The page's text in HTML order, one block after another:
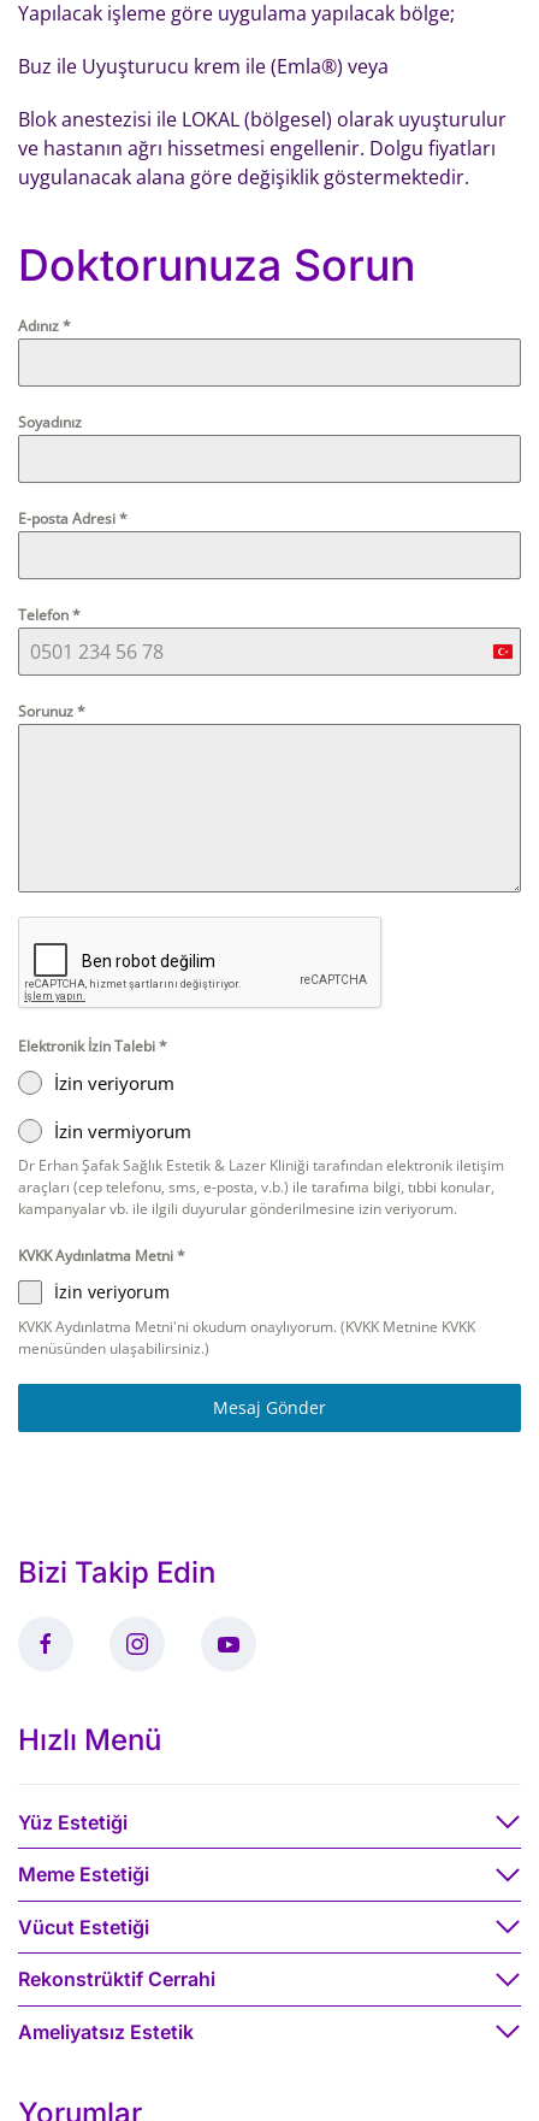
Yapılacak işleme göre uygulama yapılacak bölge;
Buz ile Uyuşturucu krem ile (Emla®) veya
Blok anestezisi ile LOKAL (bölgesel) olarak uyuşturulur
ve hastanın ağrı hissetmesi engellenir. Dolgu fiyatları
uygulanacak alana göre değişiklik göstermektedir.
Doktorunuza Sorun
Adınız*
Soyadınız
E-posta Adresi*
Telefon*
Sorunuz*
Elektronik İzin Talebi*
İzin veriyorum
İzin vermiyorum
Dr Erhan Şafak Sağlık Estetik & Lazer Kliniği tarafından elektronik iletişim
araçları (cep telefonu, sms, e-posta, v.b.) ile tarafıma bilgi, tıbbi konular,
kampanyalar vb. ile ilgili duyurular gönderilmesine izin veriyorum.
KVKK Aydınlatma Metni*
İzin veriyorum
KVKK Aydınlatma Metni'ni okudum onaylıyorum. (KVKK Metnine KVKK
menüsünden ulaşabilirsiniz.)
Mesaj Gönder
Bizi Takip Edin
Hızlı Menü
Yüz Estetiği
Meme Estetiği
Vücut Estetiği
Rekonstrüktif Cerrahi
Ameliyatsız Estetik
Yorumlar